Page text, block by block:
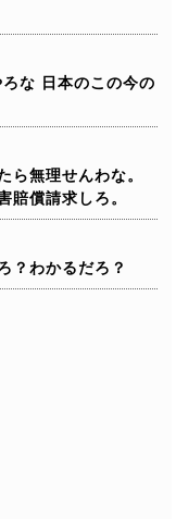
な 日本のこの今の
ら無理せんわな。
賠償請求しろ。
？わかるだろ？